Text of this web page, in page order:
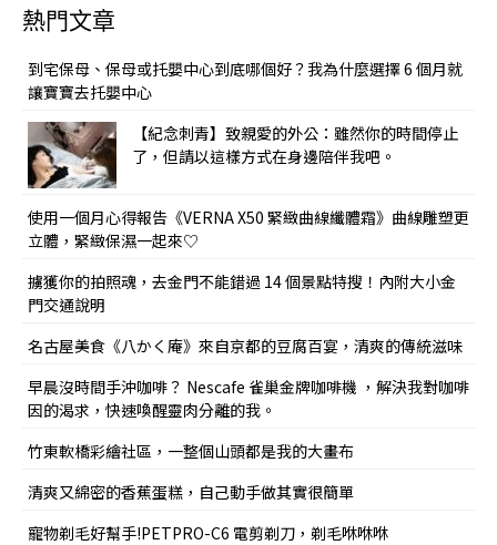
熱門文章
到宅保母、保母或托嬰中心到底哪個好？我為什麼選擇 6 個月就
讓寶寶去托嬰中心
【紀念刺青】致親愛的外公：雖然你的時間停止
了，但請以這樣方式在身邊陪伴我吧。
使用一個月心得報告《VERNA X50 緊緻曲線纖體霜》曲線雕塑更
立體，緊緻保濕一起來♡
擄獲你的拍照魂，去金門不能錯過 14 個景點特搜！內附大小金
門交通說明
名古屋美食《八かく庵》來自京都的豆腐百宴，清爽的傳統滋味
早晨沒時間手沖咖啡？ Nescafe 雀巢金牌咖啡機 ，解決我對咖啡
因的渴求，快速喚醒靈肉分離的我。
竹東軟橋彩繪社區，一整個山頭都是我的大畫布
清爽又綿密的香蕉蛋糕，自己動手做其實很簡單
寵物剃毛好幫手!PETPRO-C6 電剪剃刀，剃毛咻咻咻